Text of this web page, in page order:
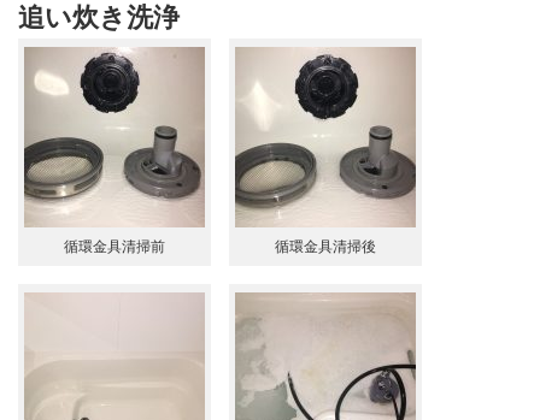
追い炊き洗浄
循環金具清掃前 循環金具清掃後